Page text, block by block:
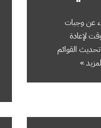
عن وجبات
لإعادة
القوائم
»